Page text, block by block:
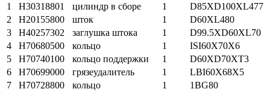
1
H30318801 цилиндр в сборе 1
D85XD100XL477
2
H20155800 шток 1
D60XL480
3
H40257302 заглушка штока 1
D99.5XD60XL70
4
H70680500 кольцо 1
ISI60X70X6
5
H70740100 кольцо поддержки 1
D60XD70XT3
6
H70699000 грязеудалитель 1
LBI60X68X5
7
H70728800 кольцо 1
1BG80